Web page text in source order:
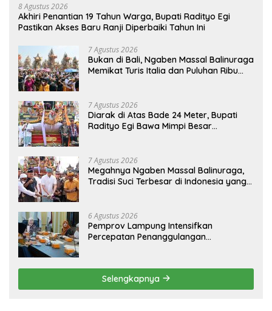
8 Agustus 2026
Akhiri Penantian 19 Tahun Warga, Bupati Radityo Egi
Pastikan Akses Baru Ranji Diperbaiki Tahun Ini
7 Agustus 2026
Bukan di Bali, Ngaben Massal Balinuraga
Memikat Turis Italia dan Puluhan Ribu
7 Agustus 2026
Diarak di Atas Bade 24 Meter, Bupati
Radityo Egi Bawa Mimpi Besar
7 Agustus 2026
Megahnya Ngaben Massal Balinuraga,
Tradisi Suci Terbesar di Indonesia yang
6 Agustus 2026
Pemprov Lampung Intensifkan
Percepatan Penanggulangan
Selengkapnya